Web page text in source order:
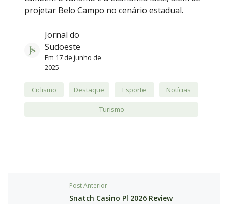
projetar Belo Campo no cenário estadual.
Jornal do
Sudoeste
Em 17 de junho de
2025
Ciclismo Destaque Esporte Notícias
Turismo
Post Anterior
Snatch Casino Pl 2026 Review